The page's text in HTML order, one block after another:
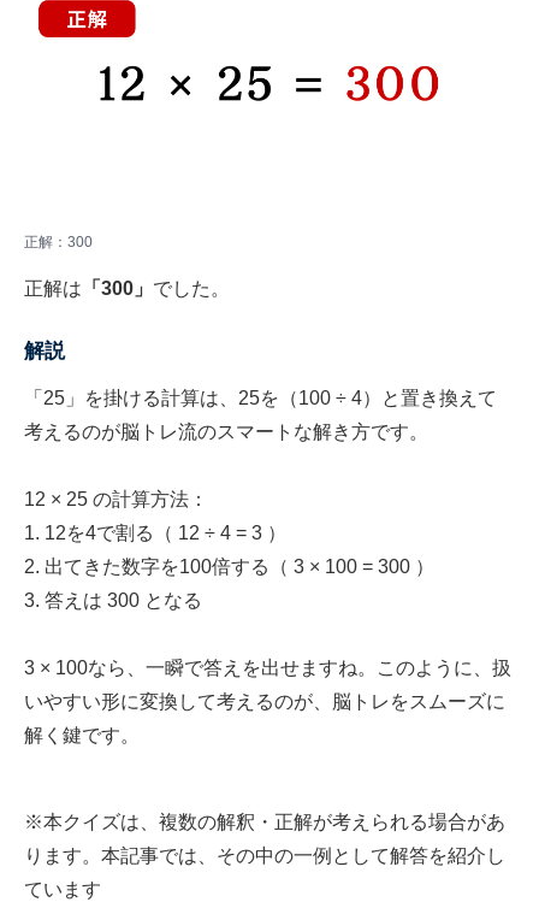
正解：300
正解は 「300」 でした。
解説
「25」を掛ける計算は、25を（100 ÷ 4）と置き換えて
考えるのが脳トレ流のスマートな解き方です。
12 × 25 の計算方法：
1. 12を4で割る（ 12 ÷ 4 = 3 ）
2. 出てきた数字を100倍する（ 3 × 100 = 300 ）
3. 答えは 300 となる
3 × 100なら、一瞬で答えを出せますね。このように、扱
いやすい形に変換して考えるのが、脳トレをスムーズに
解く鍵です。
※本クイズは、複数の解釈・正解が考えられる場合があ
ります。本記事では、その中の一例として解答を紹介し
ています